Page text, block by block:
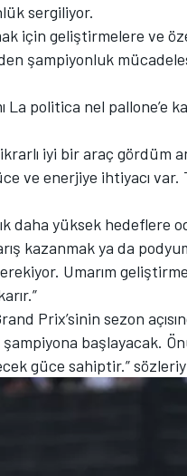
sergiliyor.
için geliştirmelere ve
şampiyonluk
politica nel pallone’e
iyi bir araç
ve enerjiye ihtiyacı var.
daha yüksek hedeflere
kazanmak ya da
Umarım
Prix’sinin sezon
şampiyona başlayacak.
güce sahiptir.”